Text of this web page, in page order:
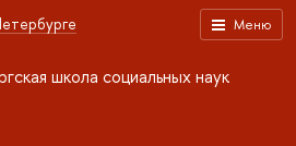
Меню
школа социальных наук